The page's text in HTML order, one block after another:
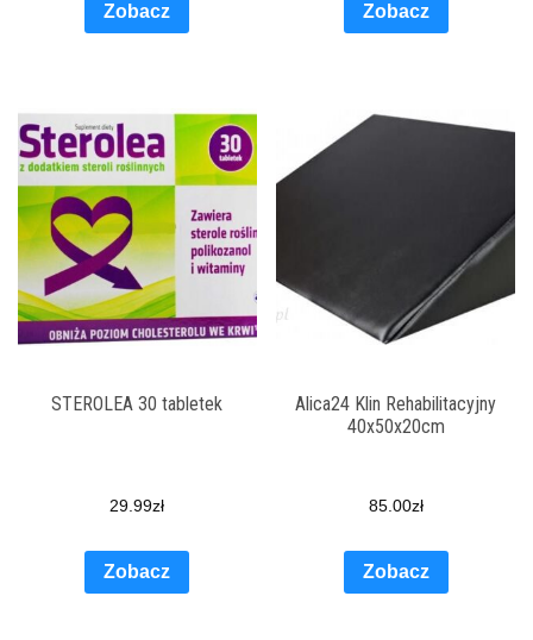
Zobacz Zobacz
STEROLEA 30 tabletek
29.99zł
Zobacz
Alica24 Klin Rehabilitacyjny
40x50x20cm
85.00zł
Zobacz